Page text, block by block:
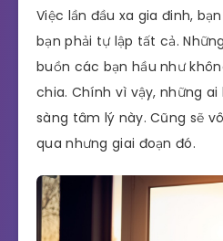
Việc lần đầu xa gia đinh,
bạn phải tự lập tất cả.
buồn các bạn hầu như
chia. Chính vì vậy, những
sàng tâm lý này. Cũng sẽ
qua nhưng giai đoạn đó.